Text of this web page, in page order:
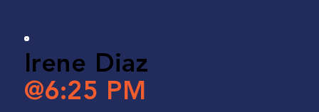
Irene Diaz
@6:25 PM